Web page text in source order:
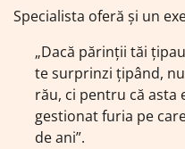
Specialista oferă și un
„Dacă părinții tăi
te surprinzi țipând,
rău, ci pentru că asta
gestionat furia pe
de ani”.